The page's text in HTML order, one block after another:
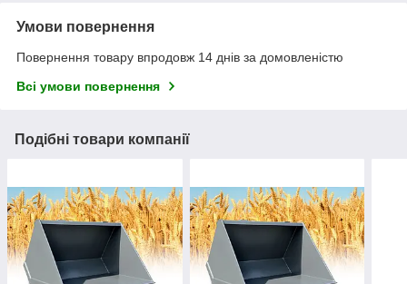
Умови повернення
Повернення товару впродовж 14 днів за домовленістю
Всі умови повернення
Подібні товари компанії